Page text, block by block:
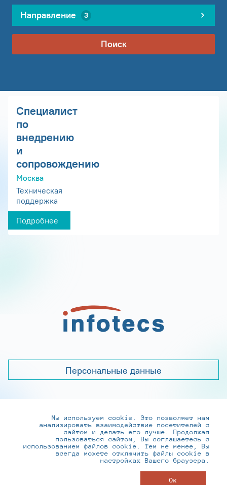
Направление 3
Поиск
Специалист
по
внедрению
и
сопровождению
Москва
Техническая
поддержка
Подробнее
Персональные данные
+7 (495) 737-6192, 8-800-250-0-260
practice@infotecs.ru,hr@infotecs.ru
127273, г. Москва, Отрадная ул., 2Б строение 1
Мы используем cookie. Это позволяет нам
анализировать взаимодействие посетителей с
сайтом и делать его лучше. Продолжая
пользоваться сайтом, Вы соглашаетесь с
использованием файлов cookie. Тем не менее, Вы
всегда можете отключить файлы cookie в
настройках Вашего браузера.
Ок